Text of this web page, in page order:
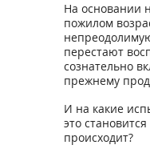
На основании
пожилом
перестают
сознательно
прежнему
И на какие
это
происходит?